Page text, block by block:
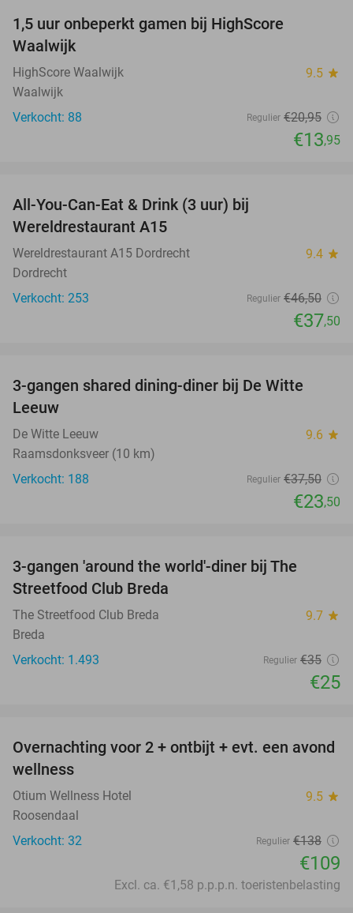
1,5 uur onbeperkt gamen bij HighScore
Waalwijk
HighScore Waalwijk 9.5 star
Waalwijk
Verkocht: 88
Regulier €20,95
€13,95
All-You-Can-Eat & Drink (3 uur) bij
Wereldrestaurant A15
Wereldrestaurant A15 Dordrecht 9.4 star
Dordrecht
Verkocht: 253
Regulier €46,50
€37,50
3-gangen shared dining-diner bij De Witte
Leeuw
De Witte Leeuw 9.6 star
Raamsdonksveer (10 km)
Verkocht: 188
Regulier €37,50
€23,50
3-gangen 'around the world'-diner bij The
Streetfood Club Breda
The Streetfood Club Breda 9.7 star
Breda
Verkocht: 1.493
Regulier €35
€25
21%
Overnachting voor 2 + ontbijt + evt. een avond
wellness
Otium Wellness Hotel 9.5 star
Roosendaal
Verkocht: 32
Regulier €138
€109
Excl. ca. €1,58 p.p.p.n. toeristenbelasting